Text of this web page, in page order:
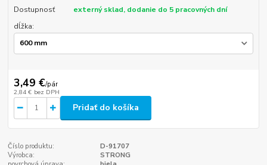
Dostupnosť
externý sklad, dodanie do 5 pracovných dní
dĺžka:
3,49 €/pár
2,84 € bez DPH
Pridať do košíka
Číslo produktu:
D-91707
Výrobca:
STRONG